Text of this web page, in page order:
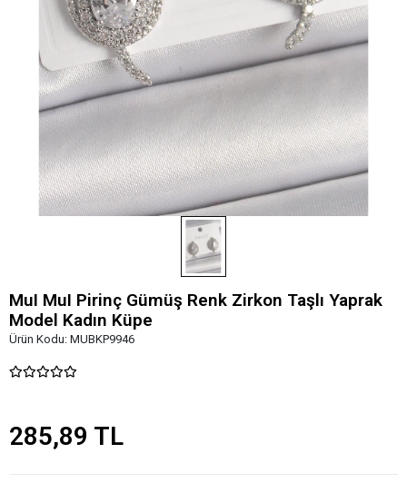
MuI MuI Pirinç Gümüş Renk Zirkon Taşlı Yaprak
Model Kadın Küpe
Ürün Kodu: MUBKP9946
285,89 TL